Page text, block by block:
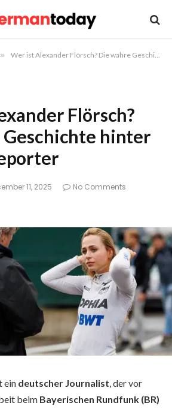
» Wer ist Alexander Flörsch? Die wahre Geschichte hinter dem BR-Reporter
Flörsch?
Geschichte hinter
11, 2025
No Comments
ein deutscher Journalist, der vor
beim Bayerischen Rundfunk (BR)